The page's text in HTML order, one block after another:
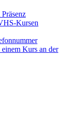
Kursen
Kurs an der